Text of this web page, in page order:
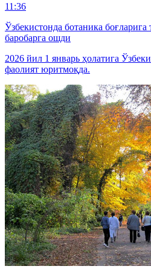
11:36
Ўзбекистонда ботаника
баробарга ошди
2026 йил 1 январь ҳолатига
фаолият юритмоқда.